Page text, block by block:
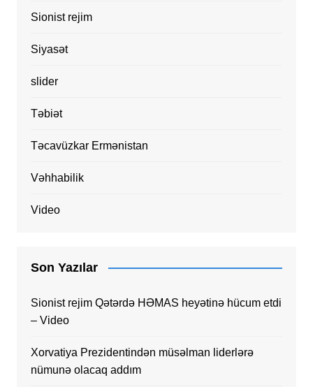
Sionist rejim
Siyasət
slider
Təbiət
Təcavüzkar Ermənistan
Vəhhabilik
Video
Son Yazılar
Sionist rejim Qətərdə HƏMAS heyətinə hücum etdi
– Video
Xorvatiya Prezidentindən müsəlman liderlərə
nümunə olacaq addım